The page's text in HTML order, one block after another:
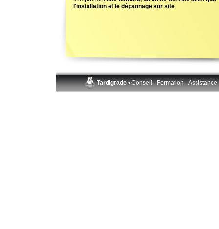
l'installation et le dépannage sur site.
Tardigrade• Conseil - Formation - Assistance